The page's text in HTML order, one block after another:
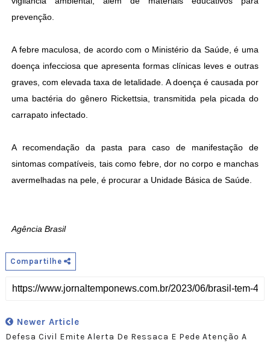
prevenção.
A febre maculosa, de acordo com o Ministério da Saúde, é uma
doença infecciosa que apresenta formas clínicas leves e outras
graves, com elevada taxa de letalidade. A doença é causada por
uma bactéria do gênero Rickettsia, transmitida pela picada do
carrapato infectado.
A recomendação da pasta para caso de manifestação de
sintomas compatíveis, tais como febre, dor no corpo e manchas
avermelhadas na pele, é procurar a Unidade Básica de Saúde.
Agência Brasil
Compartilhe
Newer Article
Defesa Civil Emite Alerta De Ressaca E Pede Atenção A